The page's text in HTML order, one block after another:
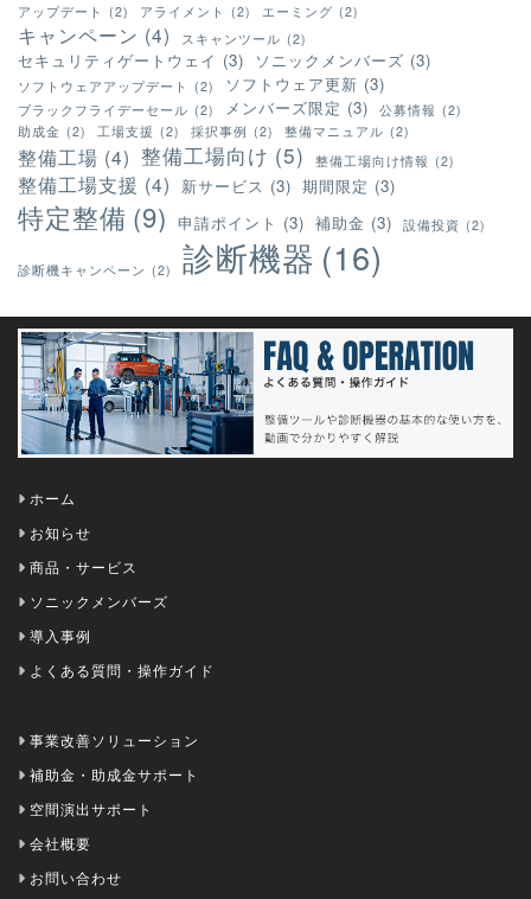
アップデート (2) アライメント (2) エーミング (2)
キャンペーン (4) スキャンツール (2)
セキュリティゲートウェイ (3) ソニックメンバーズ (3)
ソフトウェアアップデート (2) ソフトウェア更新 (3)
ブラックフライデーセール (2) メンバーズ限定 (3) 公募情報 (2)
助成金 (2) 工場支援 (2) 採択事例 (2) 整備マニュアル (2)
整備工場 (4) 整備工場向け (5) 整備工場向け情報 (2)
整備工場支援 (4) 新サービス (3) 期間限定 (3)
特定整備 (9) 申請ポイント (3) 補助金 (3) 設備投資 (2)
診断機キャンペーン (2) 診断機器 (16)
ホーム
お知らせ
商品・サービス
ソニックメンバーズ
導入事例
よくある質問・操作ガイド
事業改善ソリューション
補助金・助成金サポート
空間演出サポート
会社概要
お問い合わせ